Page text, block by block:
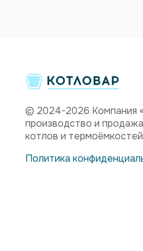
© 2024-2026 Компания
производство и
котлов и термоёмкостей
Политика